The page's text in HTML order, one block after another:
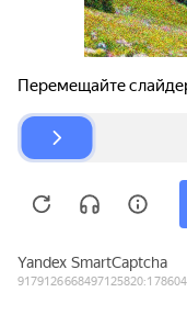
Авторазборки
©
Copyright